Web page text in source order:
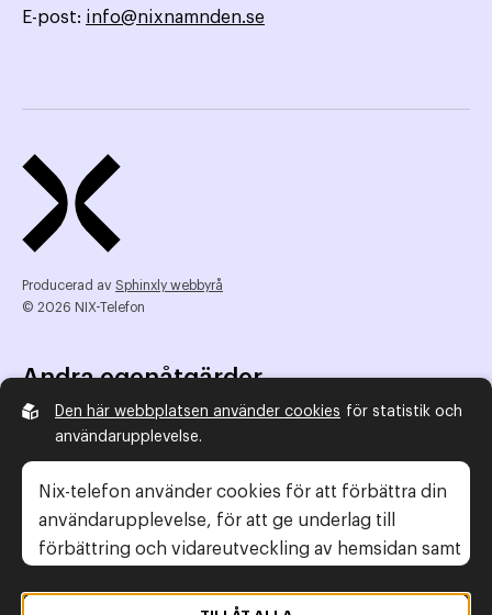
E-post: info@nixnamnden.se
Producerad av Sphinxly webbyrå
© 2026 NIX-Telefon
Andra egenåtgärder
NIX Telefon
NIX addresserat
Reklamombudsmannen
Konsumentverket
Legal information
Den här webbplatsen använder cookies för statistik och
användarupplevelse.
Nix-telefon använder cookies för att förbättra din
användarupplevelse, för att ge underlag till
förbättring och vidareutveckling av hemsidan samt